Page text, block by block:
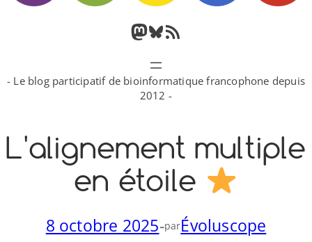
M
o
d
o
n
B
l
u
s
y
F
u
R
S
S
- Le blog participatif de bioinformatique francophone depuis
2012 -
L'alignement multiple
en étoile
8 octobre 2025-parÉvoluscope